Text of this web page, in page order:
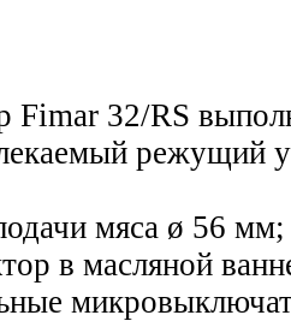
Fimar 32/RS
режущий
мяса ø 56 мм;
в масляной